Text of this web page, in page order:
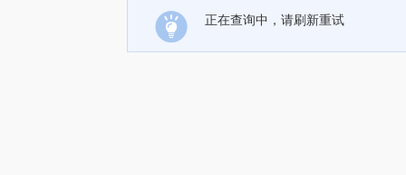
正在查询中，请刷新重试